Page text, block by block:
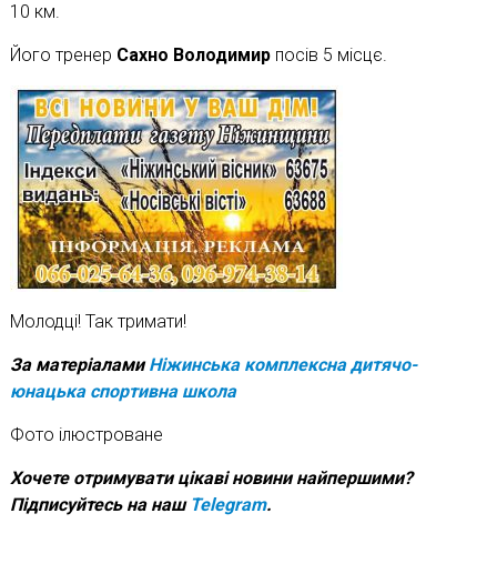
10 км.
Його тренер Сахно Володимирпосів 5 місцє.
Молодці! Так тримати!
За матеріаламиНіжинська комплексна дитячо-
юнацька спортивна школа
Фото ілюстроване
Хочете отримувати цікаві новини найпершими?
Підписуйтесь на наш Telegram.